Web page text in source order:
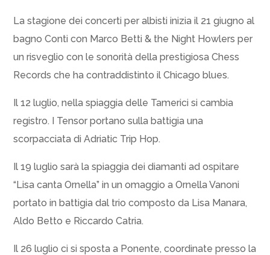
La stagione dei concerti per albisti inizia il 21 giugno al
bagno Conti con Marco Betti & the Night Howlers per
un risveglio con le sonorità della prestigiosa Chess
Records che ha contraddistinto il Chicago blues.
Il 12 luglio, nella spiaggia delle Tamerici si cambia
registro. I Tensor portano sulla battigia una
scorpacciata di Adriatic Trip Hop.
Il 19 luglio sarà la spiaggia dei diamanti ad ospitare
“Lisa canta Ornella” in un omaggio a Ornella Vanoni
portato in battigia dal trio composto da Lisa Manara,
Aldo Betto e Riccardo Catria.
Il 26 luglio ci si sposta a Ponente, coordinate presso la